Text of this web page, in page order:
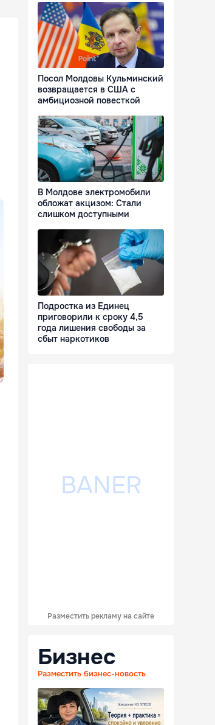
Посол Молдовы Кульминский
возвращается в США с
амбициозной повесткой
В Молдове электромобили
обложат акцизом: Стали
слишком доступными
Подростка из Единец
приговорили к сроку 4,5
года лишения свободы за
сбыт наркотиков
Разместить рекламу на сайте
Бизнес
Разместить бизнес-новость